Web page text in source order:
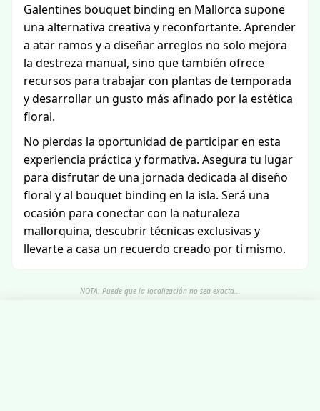
Galentines bouquet binding en Mallorca supone
una alternativa creativa y reconfortante. Aprender
a atar ramos y a diseñar arreglos no solo mejora
la destreza manual, sino que también ofrece
recursos para trabajar con plantas de temporada
y desarrollar un gusto más afinado por la estética
floral.
No pierdas la oportunidad de participar en esta
experiencia práctica y formativa. Asegura tu lugar
para disfrutar de una jornada dedicada al diseño
floral y al bouquet binding en la isla. Será una
ocasión para conectar con la naturaleza
mallorquina, descubrir técnicas exclusivas y
llevarte a casa un recuerdo creado por ti mismo.
NOTA: Puede que la localización no sea exacta...